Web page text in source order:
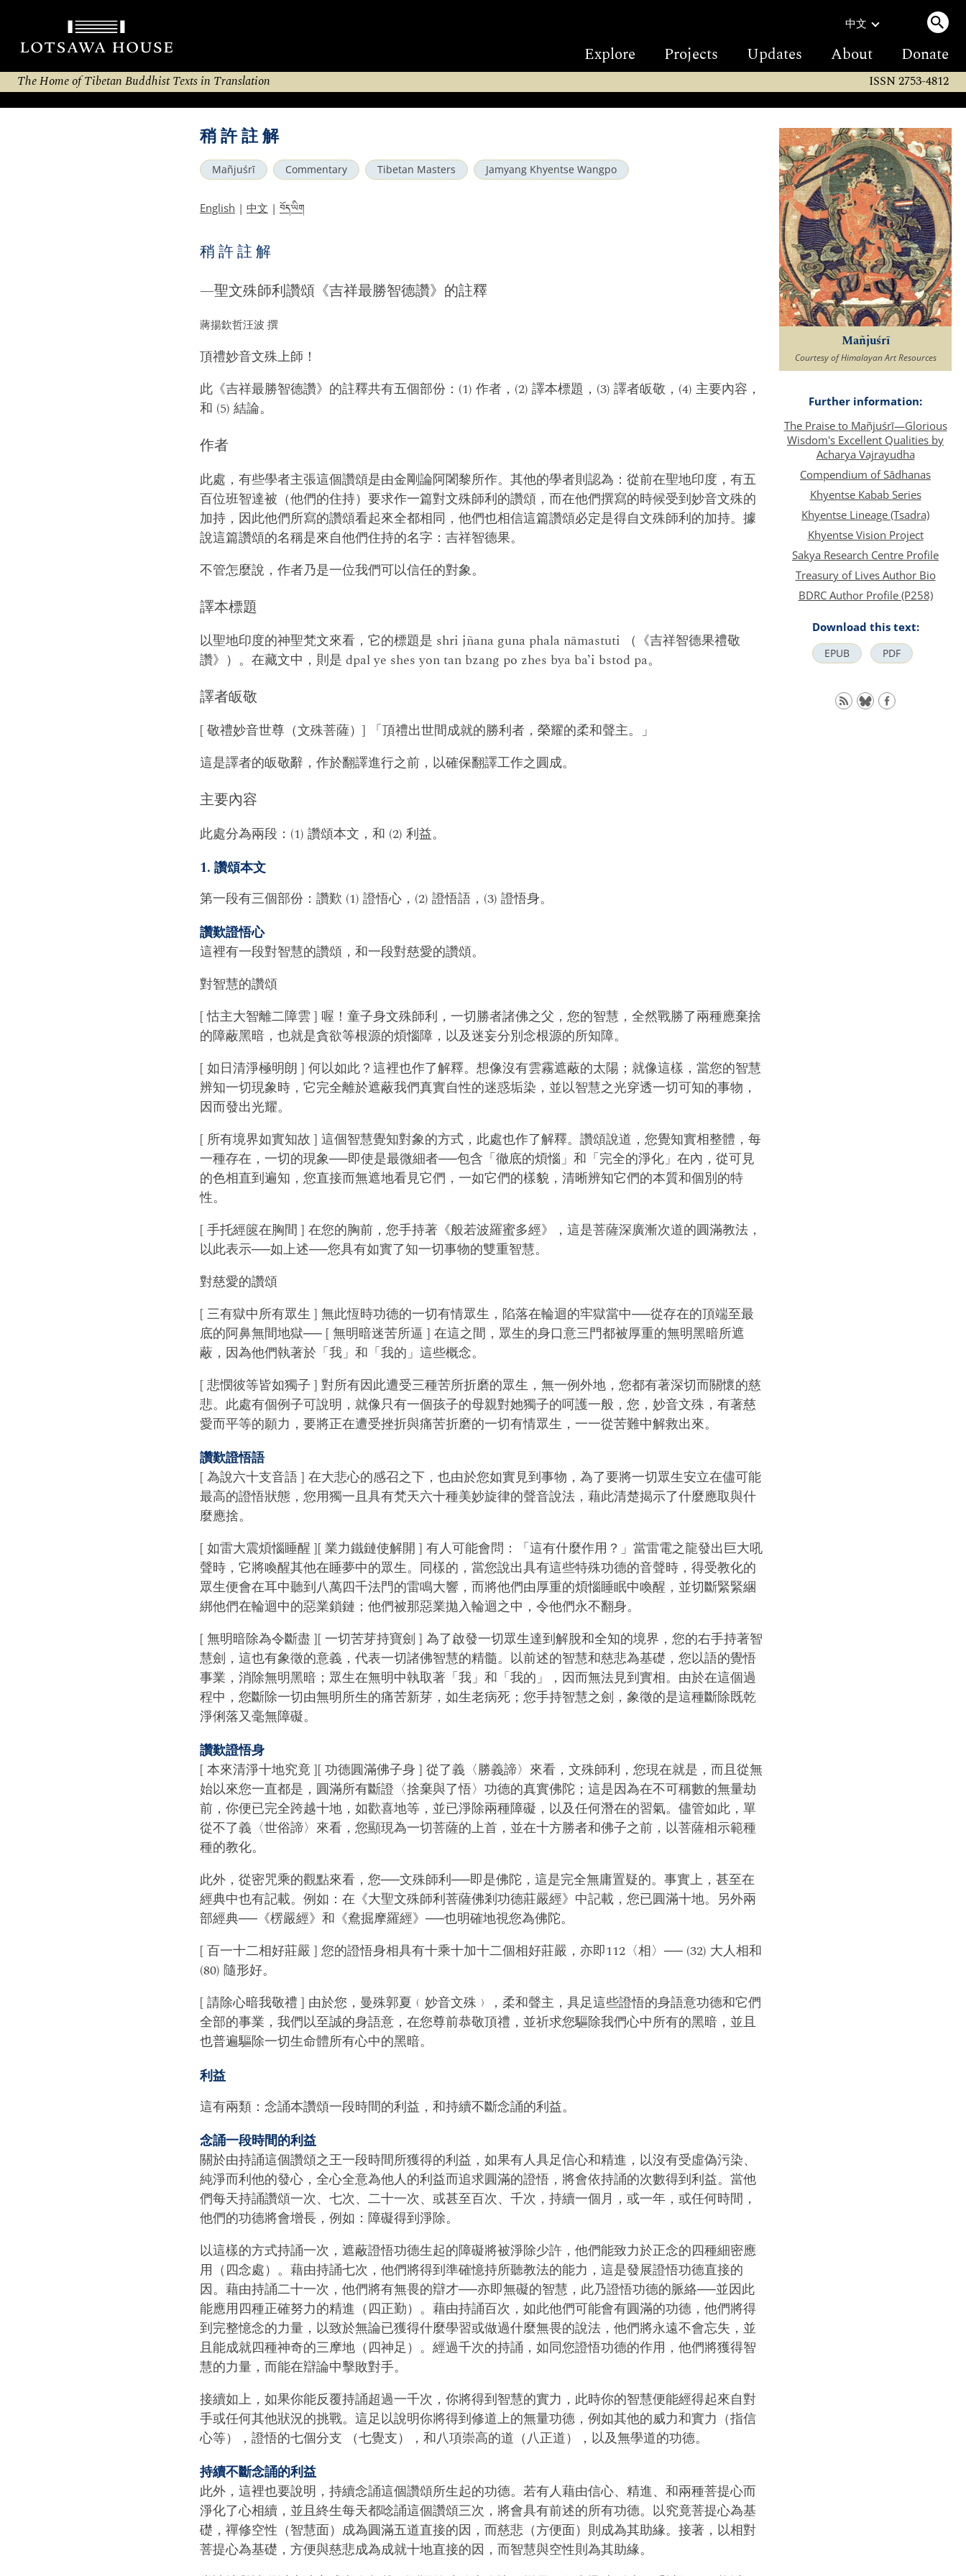
中文
Explore Projects Updates About Donate
The Home of Tibetan Buddhist Texts in Translation ISSN 2753-4812
稍 許 註 解
Mañjuśrī Commentary Tibetan Masters Jamyang Khyentse Wangpo
English | 中文 | བོད་ཡིག
稍 許 註 解
—聖文殊師利讚頌《吉祥最勝智德讚》的註釋
蔣揚欽哲汪波 撰
頂禮妙音文殊上師！
此《吉祥最勝智德讚》的註釋共有五個部份：(1) 作者，(2) 譯本標題，(3) 譯者皈敬，(4) 主要內容，
和 (5) 結論。
作者
此處，有些學者主張這個讚頌是由金剛論阿闍黎所作。其他的學者則認為：從前在聖地印度，有五
百位班智達被（他們的住持）要求作一篇對文殊師利的讚頌，而在他們撰寫的時候受到妙音文殊的
加持，因此他們所寫的讚頌看起來全都相同，他們也相信這篇讚頌必定是得自文殊師利的加持。據
說這篇讚頌的名稱是來自他們住持的名字：吉祥智德果。
不管怎麼說，作者乃是一位我們可以信任的對象。
譯本標題
以聖地印度的神聖梵文來看，它的標題是 shri jñana guna phala nāmastuti （《吉祥智德果禮敬
讚》）。在藏文中，則是 dpal ye shes yon tan bzang po zhes bya ba’i bstod pa。
譯者皈敬
[ 敬禮妙音世尊（文殊菩薩）] 「頂禮出世間成就的勝利者，榮耀的柔和聲主。」
這是譯者的皈敬辭，作於翻譯進行之前，以確保翻譯工作之圓成。
主要內容
此處分為兩段：(1) 讚頌本文，和 (2) 利益。
1. 讚頌本文
第一段有三個部份：讚歎 (1) 證悟心，(2) 證悟語，(3) 證悟身。
讚歎證悟心
這裡有一段對智慧的讚頌，和一段對慈愛的讚頌。
對智慧的讚頌
[ 怙主大智離二障雲 ] 喔！童子身文殊師利，一切勝者諸佛之父，您的智慧，全然戰勝了兩種應棄捨
的障蔽黑暗，也就是貪欲等根源的煩惱障，以及迷妄分別念根源的所知障。
[ 如日清淨極明朗 ] 何以如此？這裡也作了解釋。想像沒有雲霧遮蔽的太陽；就像這樣，當您的智慧
辨知一切現象時，它完全離於遮蔽我們真實自性的迷惑垢染，並以智慧之光穿透一切可知的事物，
因而發出光耀。
[ 所有境界如實知故 ] 這個智慧覺知對象的方式，此處也作了解釋。讚頌說道，您覺知實相整體，每
一種存在，一切的現象──即使是最微細者──包含「徹底的煩惱」和「完全的淨化」在內，從可見
的色相直到遍知，您直接而無遮地看見它們，一如它們的樣貌，清晰辨知它們的本質和個別的特
性。
[ 手托經篋在胸間 ] 在您的胸前，您手持著《般若波羅蜜多經》，這是菩薩深廣漸次道的圓滿教法，
以此表示──如上述──您具有如實了知一切事物的雙重智慧。
對慈愛的讚頌
[ 三有獄中所有眾生 ] 無此恆時功德的一切有情眾生，陷落在輪迴的牢獄當中──從存在的頂端至最
底的阿鼻無間地獄── [ 無明暗迷苦所逼 ] 在這之間，眾生的身口意三門都被厚重的無明黑暗所遮
蔽，因為他們執著於「我」和「我的」這些概念。
[ 悲憫彼等皆如獨子 ] 對所有因此遭受三種苦所折磨的眾生，無一例外地，您都有著深切而關懷的慈
悲。此處有個例子可說明，就像只有一個孩子的母親對她獨子的呵護一般，您，妙音文殊，有著慈
愛而平等的願力，要將正在遭受挫折與痛苦折磨的一切有情眾生，一一從苦難中解救出來。
讚歎證悟語
[ 為說六十支音語 ] 在大悲心的感召之下，也由於您如實見到事物，為了要將一切眾生安立在儘可能
最高的證悟狀態，您用獨一且具有梵天六十種美妙旋律的聲音說法，藉此清楚揭示了什麼應取與什
麼應捨。
[ 如雷大震煩惱睡醒 ][ 業力鐵鏈使解開 ] 有人可能會問：「這有什麼作用？」當雷電之龍發出巨大吼
聲時，它將喚醒其他在睡夢中的眾生。同樣的，當您說出具有這些特殊功德的音聲時，得受教化的
眾生便會在耳中聽到八萬四千法門的雷鳴大響，而將他們由厚重的煩惱睡眠中喚醒，並切斷緊緊綑
綁他們在輪迴中的惡業鎖鏈；他們被那惡業拋入輪迴之中，令他們永不翻身。
[ 無明暗除為令斷盡 ][ 一切苦芽持寶劍 ] 為了啟發一切眾生達到解脫和全知的境界，您的右手持著智
慧劍，這也有象徵的意義，代表一切諸佛智慧的精髓。以前述的智慧和慈悲為基礎，您以語的覺悟
事業，消除無明黑暗；眾生在無明中執取著「我」和「我的」，因而無法見到實相。由於在這個過
程中，您斷除一切由無明所生的痛苦新芽，如生老病死；您手持智慧之劍，象徵的是這種斷除既乾
淨俐落又毫無障礙。
讚歎證悟身
[ 本來清淨十地究竟 ][ 功德圓滿佛子身 ] 從了義〈勝義諦〉來看，文殊師利，您現在就是，而且從無
始以來您一直都是，圓滿所有斷證〈捨棄與了悟〉功德的真實佛陀；這是因為在不可稱數的無量劫
前，你便已完全跨越十地，如歡喜地等，並已淨除兩種障礙，以及任何潛在的習氣。儘管如此，單
從不了義〈世俗諦〉來看，您顯現為一切菩薩的上首，並在十方勝者和佛子之前，以菩薩相示範種
種的教化。
此外，從密咒乘的觀點來看，您──文殊師利──即是佛陀，這是完全無庸置疑的。事實上，甚至在
經典中也有記載。例如：在《大聖文殊師利菩薩佛剎功德莊嚴經》中記載，您已圓滿十地。另外兩
部經典──《楞嚴經》和《鴦掘摩羅經》──也明確地視您為佛陀。
[ 百一十二相好莊嚴 ] 您的證悟身相具有十乘十加十二個相好莊嚴，亦即112〈相〉── (32) 大人相和
(80) 隨形好。
[ 請除心暗我敬禮 ] 由於您，曼殊郭夏﹙妙音文殊﹚，柔和聲主，具足這些證悟的身語意功德和它們
全部的事業，我們以至誠的身語意，在您尊前恭敬頂禮，並祈求您驅除我們心中所有的黑暗，並且
也普遍驅除一切生命體所有心中的黑暗。
利益
這有兩類：念誦本讚頌一段時間的利益，和持續不斷念誦的利益。
念誦一段時間的利益
關於由持誦這個讚頌之王一段時間所獲得的利益，如果有人具足信心和精進，以沒有受虛偽污染、
純淨而利他的發心，全心全意為他人的利益而追求圓滿的證悟，將會依持誦的次數得到利益。當他
們每天持誦讚頌一次、七次、二十一次、或甚至百次、千次，持續一個月，或一年，或任何時間，
他們的功德將會增長，例如：障礙得到淨除。
以這樣的方式持誦一次，遮蔽證悟功德生起的障礙將被淨除少許，他們能致力於正念的四種細密應
用（四念處）。藉由持誦七次，他們將得到準確憶持所聽教法的能力，這是發展證悟功德直接的
因。藉由持誦二十一次，他們將有無畏的辯才──亦即無礙的智慧，此乃證悟功德的脈絡──並因此
能應用四種正確努力的精進（四正勤）。藉由持誦百次，如此他們可能會有圓滿的功德，他們將得
到完整憶念的力量，以致於無論已獲得什麼學習或做過什麼無畏的說法，他們將永遠不會忘失，並
且能成就四種神奇的三摩地（四神足）。經過千次的持誦，如同您證悟功德的作用，他們將獲得智
慧的力量，而能在辯論中擊敗對手。
接續如上，如果你能反覆持誦超過一千次，你將得到智慧的實力，此時你的智慧便能經得起來自對
手或任何其他狀況的挑戰。這足以說明你將得到修道上的無量功德，例如其他的威力和實力（指信
心等），證悟的七個分支 （七覺支），和八項崇高的道（八正道），以及無學道的功德。
持續不斷念誦的利益
此外，這裡也要說明，持續念誦這個讚頌所生起的功德。若有人藉由信心、精進、和兩種菩提心而
淨化了心相續，並且終生每天都唸誦這個讚頌三次，將會具有前述的所有功德。以究竟菩提心為基
礎，禪修空性（智慧面）成為圓滿五道直接的因，而慈悲（方便面）則成為其助緣。接著，以相對
菩提心為基礎，方便與慈悲成為成就十地直接的因，而智慧與空性則為其助緣。
Mañjuśrī
Courtesy of Himalayan Art Resources
Further information:
The Praise to Mañjuśrī—Glorious
Wisdom's Excellent Qualities by
Acharya Vajrayudha
Compendium of Sādhanas
Khyentse Kabab Series
Khyentse Lineage (Tsadra)
Khyentse Vision Project
Sakya Research Centre Profile
Treasury of Lives Author Bio
BDRC Author Profile (P258)
Download this text:
EPUB PDF